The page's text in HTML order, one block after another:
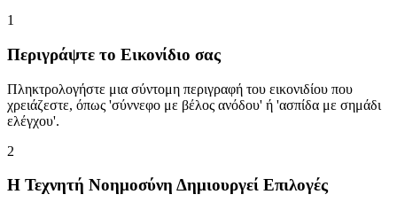
1
Περιγράψτε το Εικονίδιο σας
Πληκτρολογήστε μια σύντομη περιγραφή του εικονιδίου που
χρειάζεστε, όπως 'σύννεφο με βέλος ανόδου' ή 'ασπίδα με σημάδι
ελέγχου'.
2
Η Τεχνητή Νοημοσύνη Δημιουργεί Επιλογές